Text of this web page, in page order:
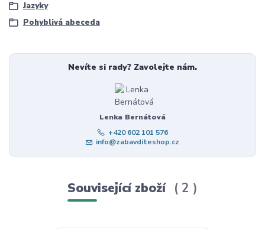
Jazyky
Pohyblivá abeceda
Nevíte si rady? Zavolejte nám.
Lenka Bernátová
+420 602 101 576
info@zabavditeshop.cz
Související zboží 2